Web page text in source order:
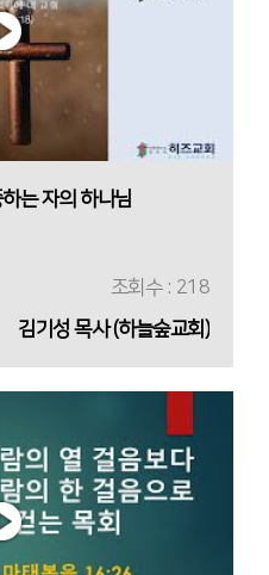
는 자의 하나님
조회수 : 218
김기성 목사 (하늘숲교회)